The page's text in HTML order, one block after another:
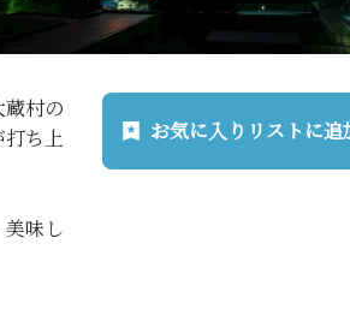
村の
ち上
味し
お気に入りリストに追